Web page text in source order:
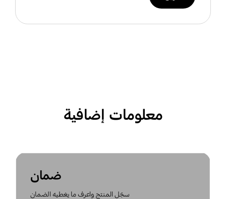
معلومات إضافية
ضمان
سجّل المنتج واعرف ما يغطيه الضمان